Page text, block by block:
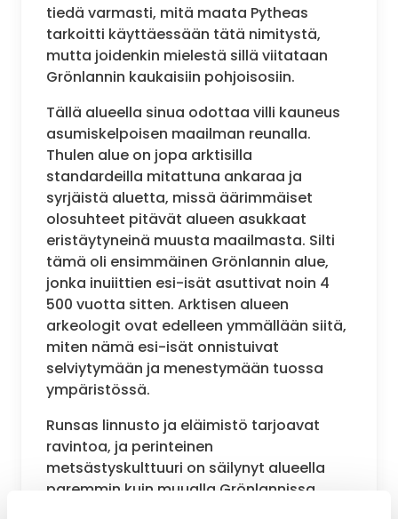
tiedä varmasti, mitä maata Pytheas
tarkoitti käyttäessään tätä nimitystä,
mutta joidenkin mielestä sillä viitataan
Grönlannin kaukaisiin pohjoisosiin.
Tällä alueella sinua odottaa villi kauneus
asumiskelpoisen maailman reunalla.
Thulen alue on jopa arktisilla
standardeilla mitattuna ankaraa ja
syrjäistä aluetta, missä äärimmäiset
olosuhteet pitävät alueen asukkaat
eristäytyneinä muusta maailmasta. Silti
tämä oli ensimmäinen Grönlannin alue,
jonka inuiittien esi-isät asuttivat noin 4
500 vuotta sitten. Arktisen alueen
arkeologit ovat edelleen ymmällään siitä,
miten nämä esi-isät onnistuivat
selviytymään ja menestymään tuossa
ympäristössä.
Runsas linnusto ja eläimistö tarjoavat
ravintoa, ja perinteinen
metsästyskulttuuri on säilynyt alueella
paremmin kuin muualla Grönlannissa.